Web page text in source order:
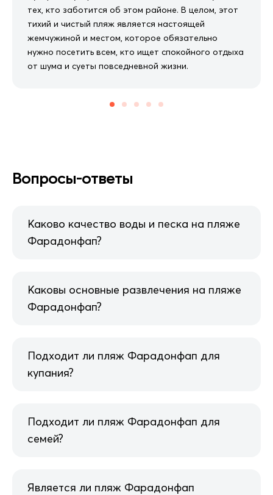
тех, кто заботится об этом районе. В целом, этот
тихий и чистый пляж является настоящей
жемчужиной и местом, которое обязательно
нужно посетить всем, кто ищет спокойного отдыха
от шума и суеты повседневной жизни.
Вопросы-ответы
Каково качество воды и песка на пляже
Фарадонфап?
Каковы основные развлечения на пляже
Фарадонфап?
Подходит ли пляж Фарадонфап для
купания?
Подходит ли пляж Фарадонфап для
семей?
Является ли пляж Фарадонфап